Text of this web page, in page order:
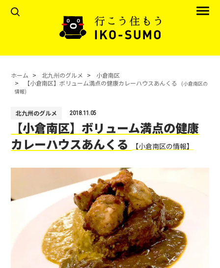
ホーム 北九州のグルメ
小倉南区
【小倉南区】ボリューム満点の健康カレーハウスあんくる
(小倉南区の
情報)
北九州のグルメ 2018.11.05
【小倉南区】ボリューム満点の健康
カレーハウスあんくる
【小倉南区の情報】